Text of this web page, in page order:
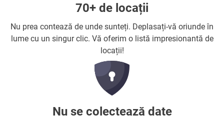
70+ de locații
Nu prea contează de unde sunteți. Deplasați-vă oriunde în
lume cu un singur clic. Vă oferim o listă impresionantă de
locații!
Nu se colectează date